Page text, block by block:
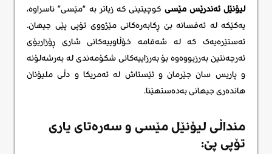
لیۆنێل ئەندرێس مێسی کوچیتینی کە زیاتر بە “مێسی” ناسراوە،
یەکێکە لە ئەفسانە بێ ڕکابەرەکانی مێژووی تۆپی پێی جیهان.
ئەستێرەیەک کە لە شەقامە خۆڵاوییەکانی شاری ڕۆزاریۆی
ئەرجەنتین بەرزبووەوە بۆ بەرزاییەکانی شکۆمەندی لە بەرشەلۆنە
و پاریس سان جێرمان و ئێستاش لە ئەمریکا و دڵی ملیۆنان
هاندەری جیهانی بەدەستهێنا.
منداڵی لیۆنێل مێسی و سەرەتای یاری
تۆپی پێ: